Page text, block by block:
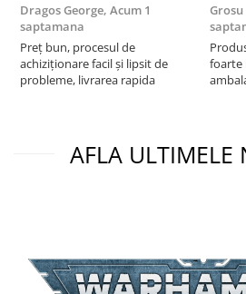
Dragos George, Acum 1
saptamana
Preț bun, procesul de
achiziționare facil și lipsit de
probleme, livrarea rapida
foarte
AFLA ULTIMELE